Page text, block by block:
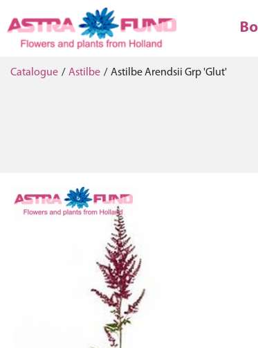
Catalogue / Astilbe / Astilbe Arendsii Grp 'Glut'